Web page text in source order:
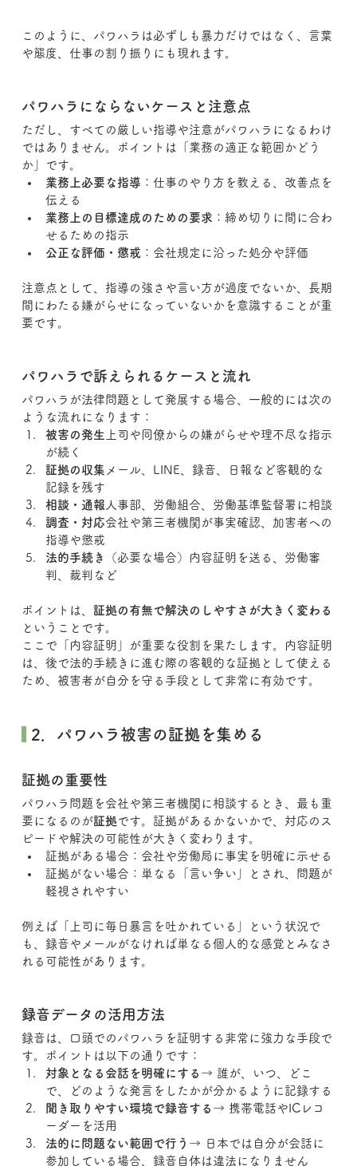
このように、パワハラは必ずしも暴力だけではなく、言葉
や態度、仕事の割り振りにも現れます。
パワハラにならないケースと注意点
ただし、すべての厳しい指導や注意がパワハラになるわけ
ではありません。ポイントは「業務の適正な範囲かどう
か」です。
業務上必要な指導 ：仕事のやり方を教える、改善点を
伝える
業務上の目標達成のための要求 ：締め切りに間に合わ
せるための指示
公正な評価・懲戒 ：会社規定に沿った処分や評価
注意点として、指導の強さや言い方が過度でないか、長期
間にわたる嫌がらせになっていないかを意識することが重
要です。
パワハラで訴えられるケースと流れ
パワハラが法律問題として発展する場合、一般的には次の
ような流れになります：
被害の発生 上司や同僚からの嫌がらせや理不尽な指示
が続く
証拠の収集 メール、LINE、録音、日報など客観的な
記録を残す
相談・通報 人事部、労働組合、労働基準監督署に相談
調査・対応会社や第三者機関が事実確認、加害者への
指導や懲戒
法的手続き
（必要な場合）内容証明を送る、労働審
判、裁判など
ポイントは、証拠の有無で解決のしやすさが大きく変わる
ということです。
ここで「内容証明」が重要な役割を果たします。内容証明
は、後で法的手続きに進む際の客観的な証拠として使える
ため、被害者が自分を守る手段として非常に有効です。
2．パワハラ被害の証拠を集める
証拠の重要性
パワハラ問題を会社や第三者機関に相談するとき、最も重
要になるのが証拠です。証拠があるかないかで、対応のス
ピードや解決の可能性が大きく変わります。
証拠がある場合：会社や労働局に事実を明確に示せる
証拠がない場合：単なる「言い争い」とされ、問題が
軽視されやすい
例えば「上司に毎日暴言を吐かれている」という状況で
も、録音やメールがなければ単なる個人的な感覚とみなさ
れる可能性があります。
録音データの活用方法
録音は、口頭でのパワハラを証明する非常に強力な手段で
す。ポイントは以下の通りです：
対象となる会話を明確にする → 誰が、いつ、どこ
で、どのような発言をしたかが分かるように記録する
聞き取りやすい環境で録音する → 携帯電話やICレコ
ーダーを活用
法的に問題ない範囲で行う → 日本では自分が会話に
参加している場合、録音自体は違法になりません